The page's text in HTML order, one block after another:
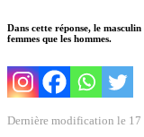
Dans cette réponse, le
femmes que les hommes.
Dernière modification le 17